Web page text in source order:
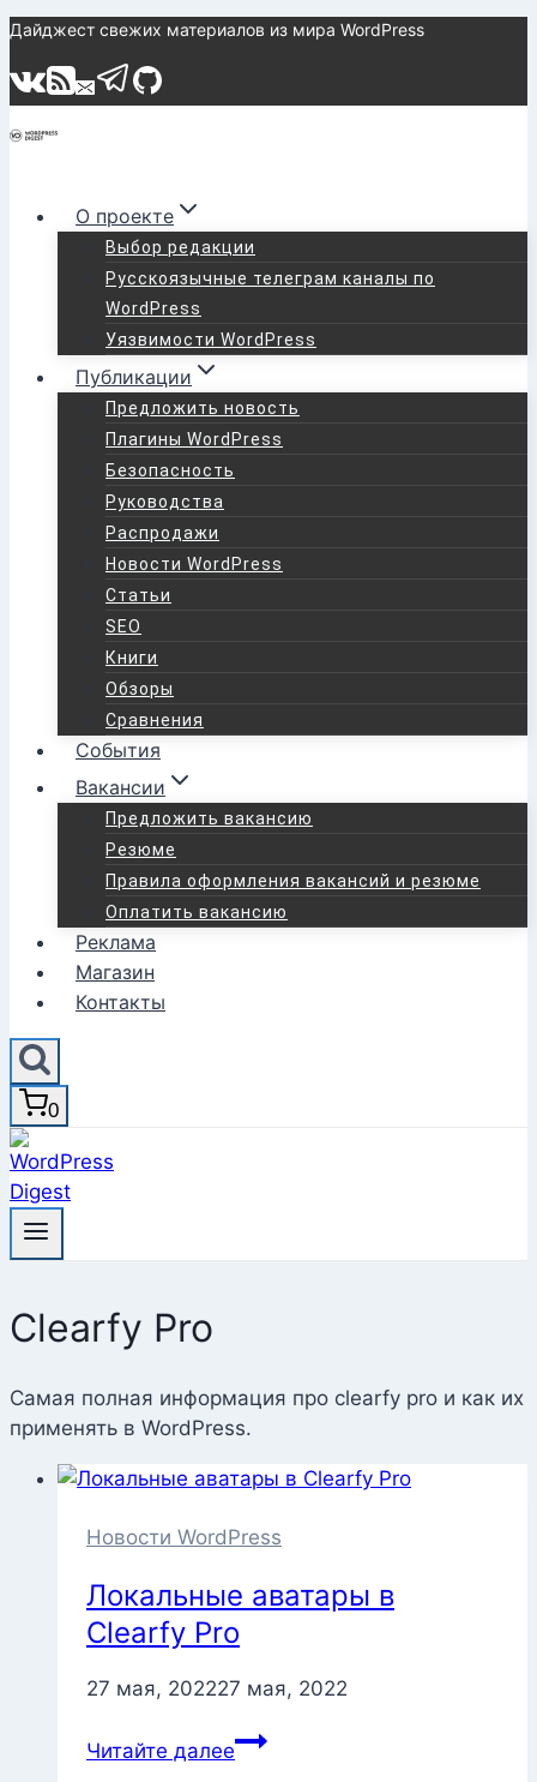
Перейти
содержимому
Дайджест свежих материалов из мира WordPress
О проекте
Выбор редакции
Русскоязычные телеграм каналы по
WordPress
Уязвимости WordPress
Публикации
Предложить новость
Плагины WordPress
Безопасность
Руководства
Распродажи
Новости WordPress
Статьи
SEO
Книги
Обзоры
Сравнения
События
Вакансии
Предложить вакансию
Резюме
Правила оформления вакансий и резюме
Оплатить вакансию
Реклама
Магазин
Контакты
0
Clearfy Pro
Самая полная информация про clearfy pro и как их
применять в WordPress.
Новости WordPress
Локальные аватары в
Clearfy Pro
27 мая, 202227 мая, 2022
Читайте далее
Локальные
аватары